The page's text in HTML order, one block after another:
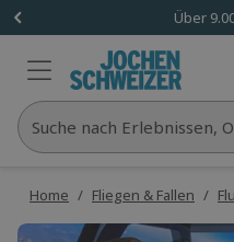
Über
Suche nach Erlebnissen,
Home / Fliegen & Fallen /